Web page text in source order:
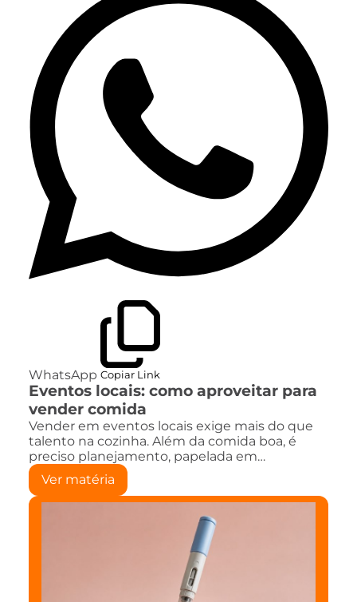
WhatsApp Copiar Link
Eventos locais: como aproveitar para
vender comida
Vender em eventos locais exige mais do que
talento na cozinha. Além da comida boa, é
preciso planejamento, papelada em…
Ver matéria